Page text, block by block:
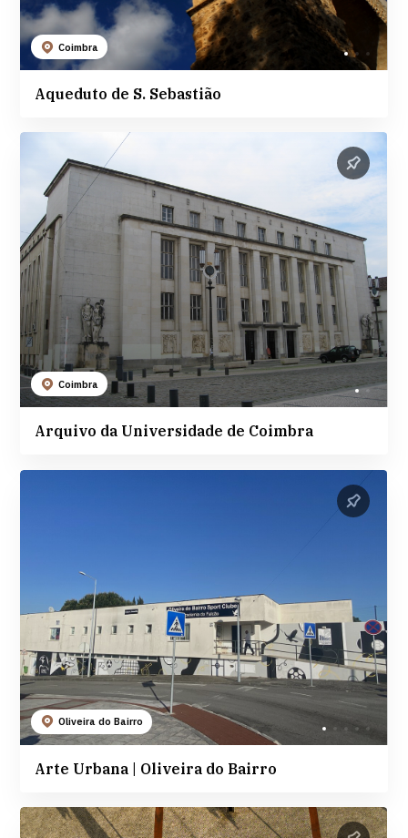
Coimbra
Aqueduto de S. Sebastião
Coimbra
Arquivo da Universidade de Coimbra
Oliveira do Bairro
Arte Urbana | Oliveira do Bairro